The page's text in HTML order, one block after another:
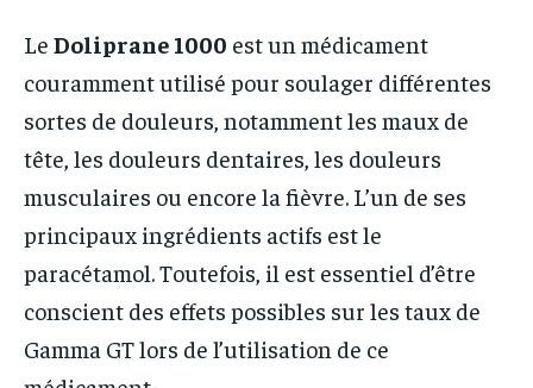
Le Doliprane 1000 est un médicament
couramment utilisé pour soulager différentes
sortes de douleurs, notamment les maux de
tête, les douleurs dentaires, les douleurs
musculaires ou encore la fièvre. L’un de ses
principaux ingrédients actifs est le
paracétamol. Toutefois, il est essentiel d’être
conscient des effets possibles sur les taux de
Gamma GT lors de l’utilisation de ce